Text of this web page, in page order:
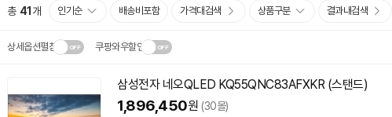
총 41 개 인기순 배송비포함 가격대검색 상품구분 결과내검색
상세옵션펼침 쿠팡와우할인
배송·설치비가 달라집니다.
기
삼성전자 네오QLED KQ55QNC83AFXKR (스탠드)
1,896,450원 (30몰)